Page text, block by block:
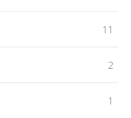
11
2
1